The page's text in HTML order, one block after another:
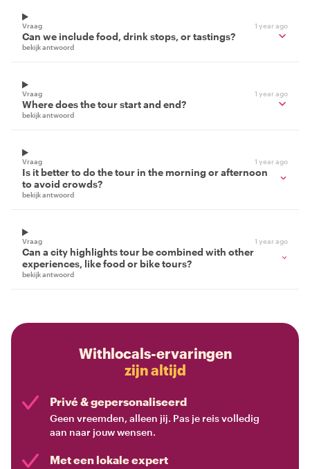
Vraag 1 year ago
Can we include food, drink stops, or tastings?
bekijk antwoord
Vraag 1 year ago
Where does the tour start and end?
bekijk antwoord
Vraag 1 year ago
Is it better to do the tour in the morning or afternoon
to avoid crowds?
bekijk antwoord
Vraag 1 year ago
Can a city highlights tour be combined with other
experiences, like food or bike tours?
bekijk antwoord
Withlocals-ervaringen
zijn altijd
Privé & gepersonaliseerd
Geen vreemden, alleen jij. Pas je reis volledig
aan naar jouw wensen.
Met een lokale expert